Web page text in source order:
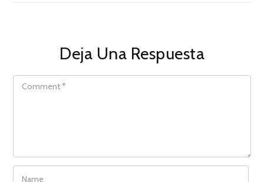
Deja Una Respuesta
COMMENT
NAME